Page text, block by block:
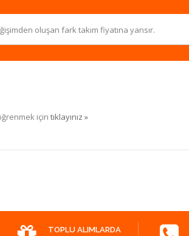
oluşan fark takım fiyatına yansır.
için tıklayınız »
TOPLU ALIMLARDA